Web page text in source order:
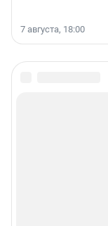
7 августа, 18:00